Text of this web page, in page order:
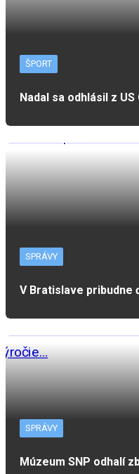
ŠPORT
Nadal sa odhlásil z
SPRÁVY
V Bratislave pribudne
SPRÁVY
Múzeum SNP odhalí